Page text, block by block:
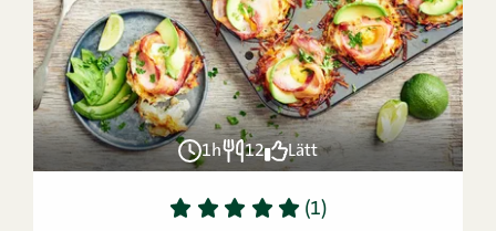
1h 12 Lätt
1 2 3 4 5 (1)